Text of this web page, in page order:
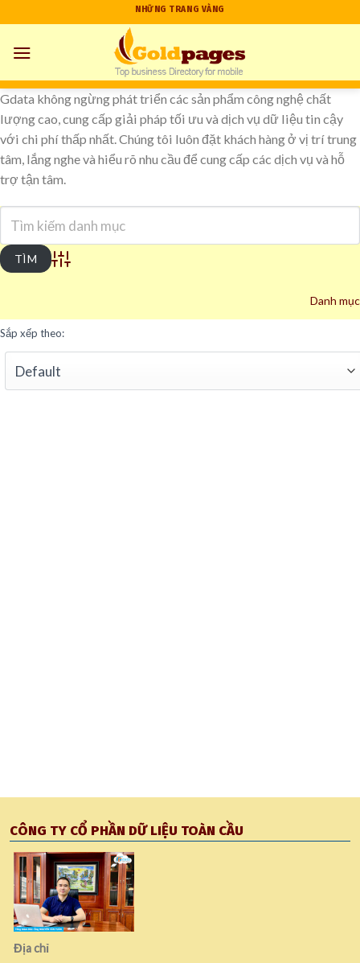
to
content
NHỮNG TRANG VÀNG
Gdata không ngừng phát triển các sản phẩm công nghệ chất
lượng cao, cung cấp giải pháp tối ưu và dịch vụ dữ liệu tin cậy
với chi phí thấp nhất. Chúng tôi luôn đặt khách hàng ở vị trí trung
tâm, lắng nghe và hiểu rõ nhu cầu để cung cấp các dịch vụ và hỗ
trợ tận tâm.
Advanced Search
Danh mục
Sắp xếp theo:
CÔNG TY CỔ PHẦN DỮ LIỆU TOÀN CẦU
Địa chỉ